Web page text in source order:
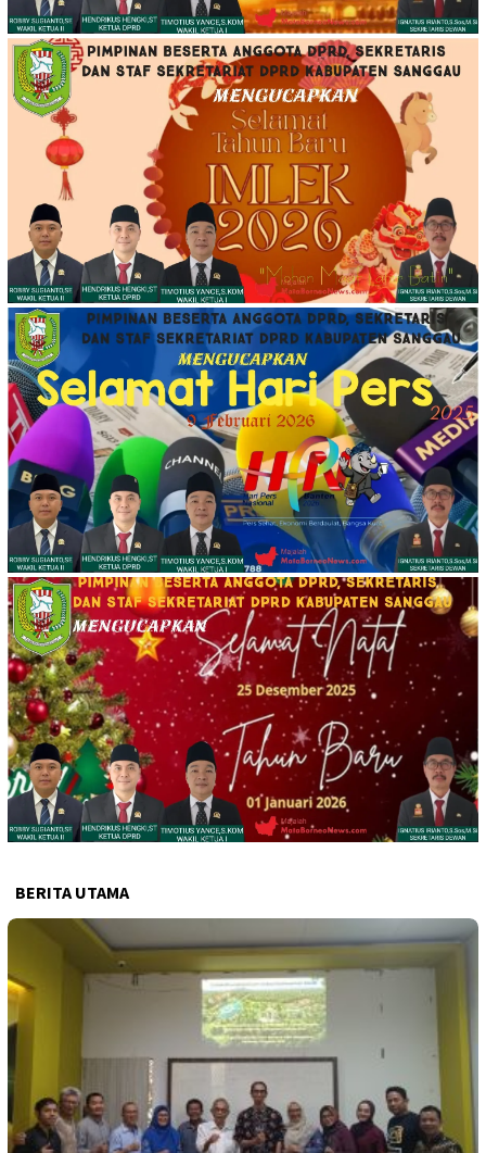
BERITA UTAMA